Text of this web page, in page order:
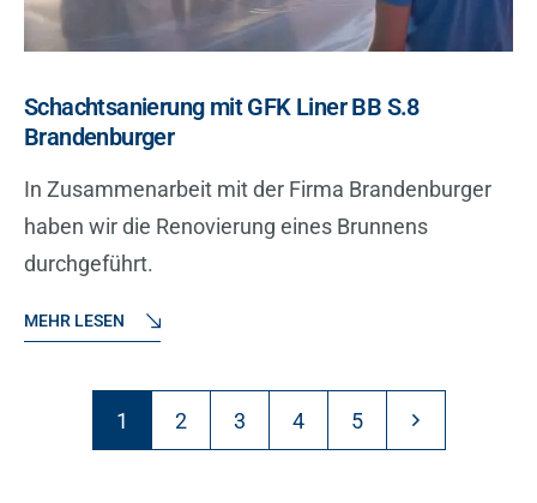
Schachtsanierung mit GFK Liner BB S.8
Brandenburger
In Zusammenarbeit mit der Firma Brandenburger
haben wir die Renovierung eines Brunnens
durchgeführt.
MEHR LESEN
1 2 3 4 5